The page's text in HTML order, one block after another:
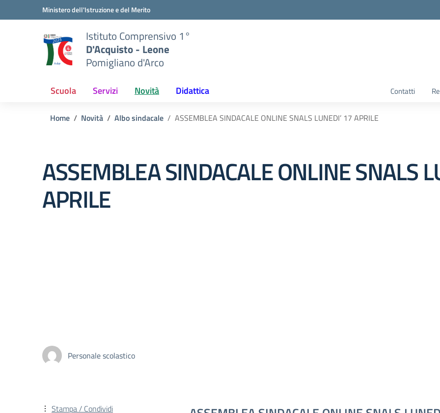
Vai ai contenuti
Vai al menu di navigazioneMinistero dell'Istruzione e del Merito
Istituto Comprensivo 1°
D'Acquisto - Leone
Pomigliano d'Arco
Scuola Servizi Novità Didattica Contatti
Home Novità Albo sindacale ASSEMBLEA SINDACALE ONLINE SNALS LUNEDI’ 17 APRILE
ASSEMBLEA SINDACALE ONLINE SNALS
APRILE
Personale scolastico
Stampa / Condividi